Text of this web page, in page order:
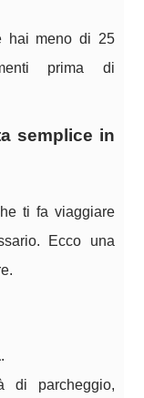
hai meno di 25
prima di
semplice in
ti fa viaggiare
Ecco una
.
di parcheggio,